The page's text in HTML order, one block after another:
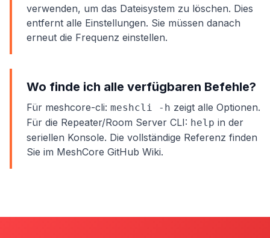
verwenden, um das Dateisystem zu löschen. Dies
entfernt alle Einstellungen. Sie müssen danach
erneut die Frequenz einstellen.
Wo finde ich alle verfügbaren Befehle?
Für meshcore-cli: meshcli -h zeigt alle Optionen.
Für die Repeater/Room Server CLI: help in der
seriellen Konsole. Die vollständige Referenz finden
Sie im MeshCore GitHub Wiki.